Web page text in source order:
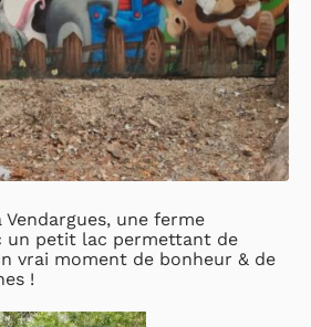
une ferme
un petit lac permettant de
vrai moment de bonheur & de
!